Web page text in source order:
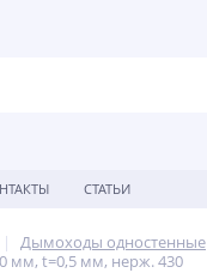
СТАТЬИ
Дымоходы одностенные
мм, t=0,5 мм, нерж. 430